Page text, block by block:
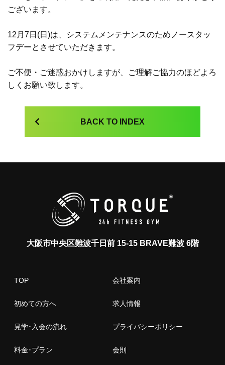
ございます。
12月7日(日)は、システムメンテナンスのためノースタッ
フデーとさせていただきます。
ご不便・ご迷惑おかけしますが、ご理解ご協力のほどよろ
しくお願い致します。
BACK TO INDEX
大阪市中央区難波千日前 15-15 BRAVE難波 6階
TOP
初めての方へ
見学･入会の流れ
料金･プラン
会社案内
求人情報
プライバシーポリシー
会則